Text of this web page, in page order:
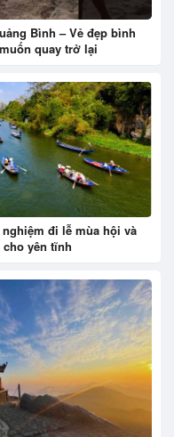
Bình – Vẻ đẹp bình
quay trở lại
đi lễ mùa hội và
yên tĩnh